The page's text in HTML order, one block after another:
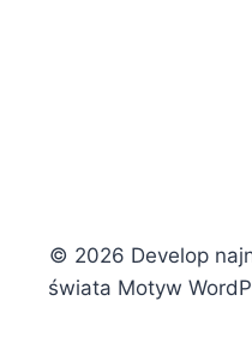
© 2026 Develop
świata Motyw